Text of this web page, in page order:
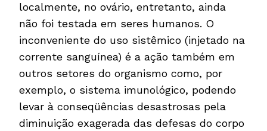
localmente, no ovário, entretanto, ainda
não foi testada em seres humanos. O
inconveniente do uso sistêmico (injetado na
corrente sanguínea) é a ação também em
outros setores do organismo como, por
exemplo, o sistema imunológico, podendo
levar à conseqüências desastrosas pela
diminuição exagerada das defesas do corpo